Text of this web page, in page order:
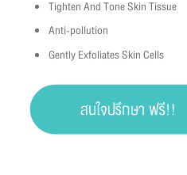
Tighten And Tone Skin Tissue
Anti-pollution
Gently Exfoliates Skin Cells